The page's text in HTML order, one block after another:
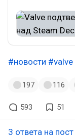
#новости #valve
197 116
593 51
3 ответа на пост